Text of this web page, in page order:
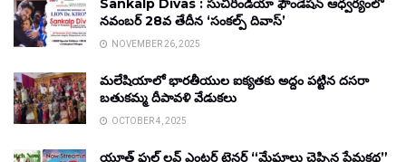
Sankalp Divas : సుచిరిండియా ఫౌండేషన్ ఆధ్వర్యంలో
నవంబర్ 28వ తేదీన ‘సంకల్ప్ దివాస్’
NOVEMBER 26, 2025
మలేషియాలో భారతీయుల ఐక్యతకు అద్దం పట్టిన దసరా
బతుకమ్మ దీపావళి వేడుకలు
OCTOBER 4, 2025
యూత్ ఫుల్ లవ్ ఎంటర్ టైనర్ “మేఘాలు చెప్పిన ప్రేమకథ”